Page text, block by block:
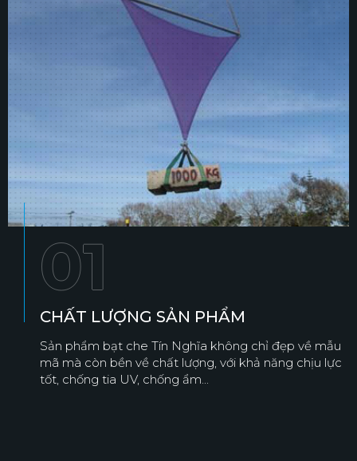
01
CHẤT LƯỢNG SẢN PHẨM
Sản phẩm bạt che Tín Nghĩa không chỉ đẹp về mẫu
mã mà còn bền về chất lượng, với khả năng chịu lực
tốt, chống tia UV, chống ẩm...